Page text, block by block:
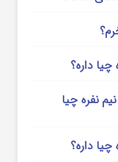
داره؟
نفره چیا
داره؟